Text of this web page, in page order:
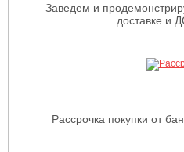
Заведем и
доставке и
Рассрочка покупки от